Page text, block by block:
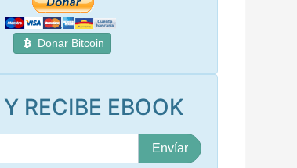
Donar Bitcoin
RECIBE EBOOK
u